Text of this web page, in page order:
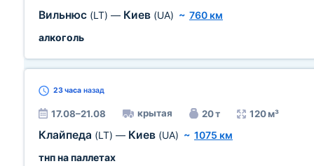
Вильнюс (LT) — Киев (UA) ~ 760 км
алкоголь
23 часа назад
17.08–21.08 крытая 20 т 120 м³
Клайпеда (LT) — Киев (UA) ~ 1075 км
тнп на паллетах